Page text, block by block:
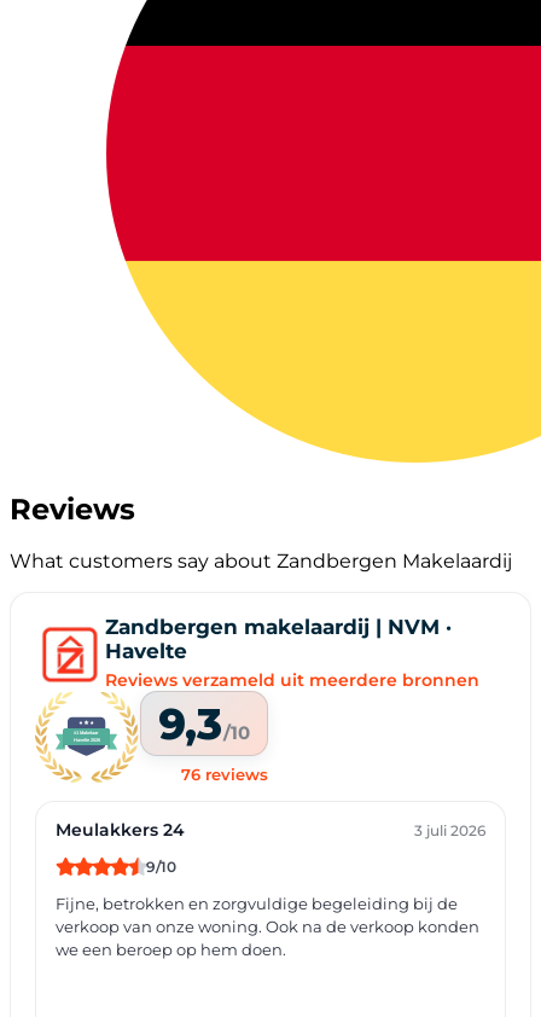
Reviews
What customers say about Zandbergen Makelaardij